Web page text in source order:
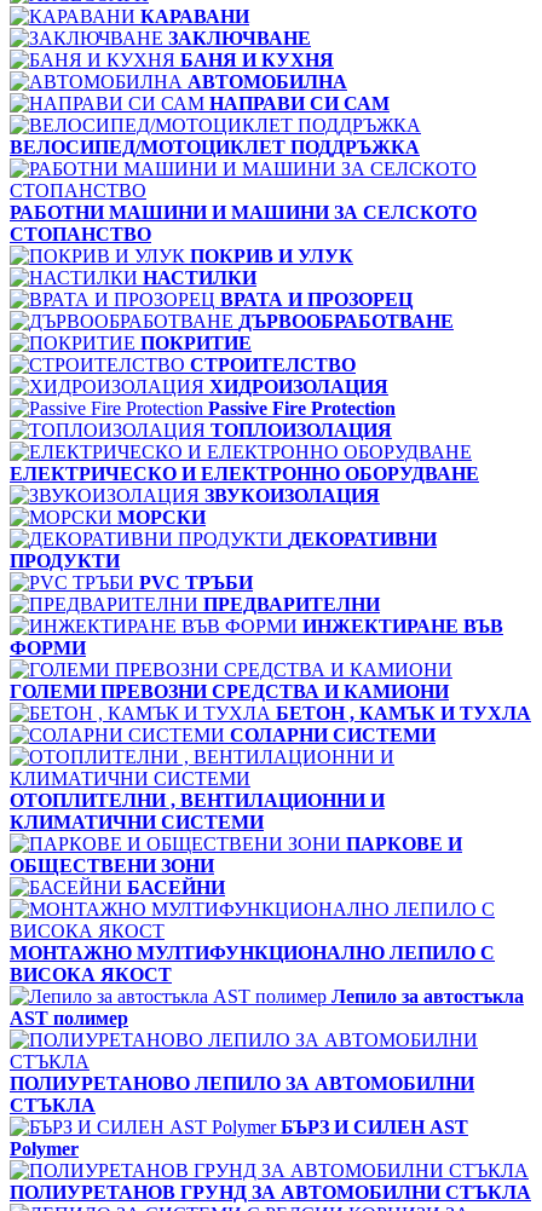
КАРАВАНИ
ЗАКЛЮЧВАНЕ
БАНЯ И КУХНЯ
АВТОМОБИЛНА
НАПРАВИ СИ САМ
ВЕЛОСИПЕД/МОТОЦИКЛЕТ ПОДДРЪЖКА
РАБОТНИ МАШИНИ И МАШИНИ ЗА СЕЛСКОТО
СТОПАНСТВО
ПОКРИВ И УЛУК
НАСТИЛКИ
ВРАТА И ПРОЗОРЕЦ
ДЪРВООБРАБОТВАНЕ
ПОКРИТИЕ
СТРОИТЕЛСТВО
ХИДРОИЗОЛАЦИЯ
Passive Fire Protection
ТОПЛОИЗОЛАЦИЯ
ЕЛЕКТРИЧЕСКО И ЕЛЕКТРОННО ОБОРУДВАНЕ
ЗВУКОИЗОЛАЦИЯ
МОРСКИ
ДЕКОРАТИВНИ
ПРОДУКТИ
PVC ТРЪБИ
ПРЕДВАРИТЕЛНИ
ИНЖЕКТИРАНЕ ВЪВ
ФОРМИ
ГОЛЕМИ ПРЕВОЗНИ СРЕДСТВА И КАМИОНИ
БЕТОН , КАМЪК И ТУХЛА
СОЛАРНИ СИСТЕМИ
ОТОПЛИТЕЛНИ , ВЕНТИЛАЦИОННИ И
КЛИМАТИЧНИ СИСТЕМИ
ПАРКОВЕ И
ОБЩЕСТВЕНИ ЗОНИ
БАСЕЙНИ
МОНТАЖНО МУЛТИФУНКЦИОНАЛНО ЛЕПИЛО С
ВИСОКА ЯКОСТ
Лепило за автостъкла
AST полимер
ПОЛИУРЕТАНОВО ЛЕПИЛО ЗА АВТОМОБИЛНИ
СТЪКЛА
БЪРЗ И СИЛЕН AST
Polymer
ПОЛИУРЕТАНОВ ГРУНД ЗА АВТОМОБИЛНИ СТЪКЛА